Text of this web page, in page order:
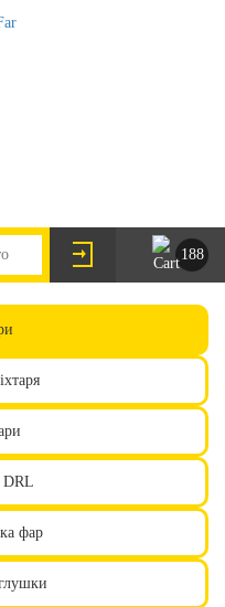
188
DRL
фар